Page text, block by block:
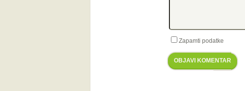
Zapamti podatke
OBJAVI KOMENTAR